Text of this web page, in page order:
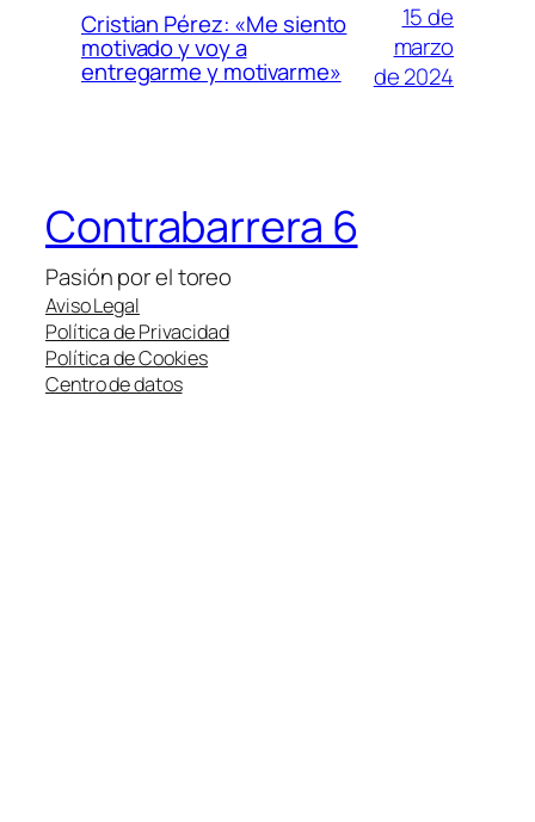
Cristian Pérez: «Me siento
motivado y voy a
entregarme y motivarme»
15 de
marzo
de 2024
Contrabarrera 6
Pasión por el toreo
Aviso Legal
Política de Privacidad
Política de Cookies
Centro de datos